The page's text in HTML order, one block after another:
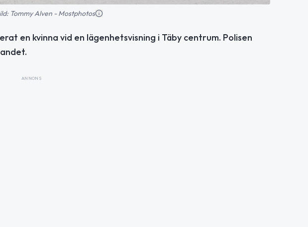
Tommy Alven - Mostphotos
en kvinna vid en lägenhetsvisning i Täby centrum. Polisen
ANNONS